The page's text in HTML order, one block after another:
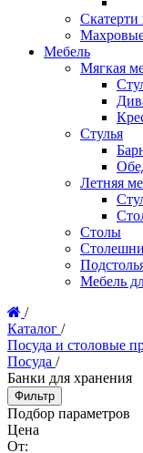
Скатерти
Мебель
Мягкая
Стулья
Летняя
Столы
Мебель
/
Каталог /
Посуда и столовые
Посуда /
Банки для хранения
Фильтр
Подбор параметров
Цена
От: